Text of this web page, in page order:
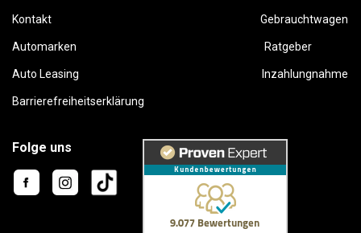
Kontakt Gebrauchtwagen
Automarken Ratgeber
Auto Leasing Inzahlungnahme
Barrierefreiheitserklärung
Folge uns